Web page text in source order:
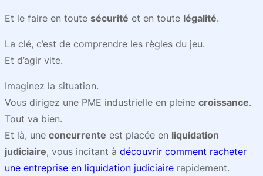
Et le faire en toute sécurité et en toute légalité.
La clé, c’est de comprendre les règles du jeu.
Et d’agir vite.
Imaginez la situation.
Vous dirigez une PME industrielle en pleine croissance.
Tout va bien.
Et là, une concurrente est placée en liquidation
judiciaire, vous incitant à découvrir comment racheter
une entreprise en liquidation judiciaire rapidement.